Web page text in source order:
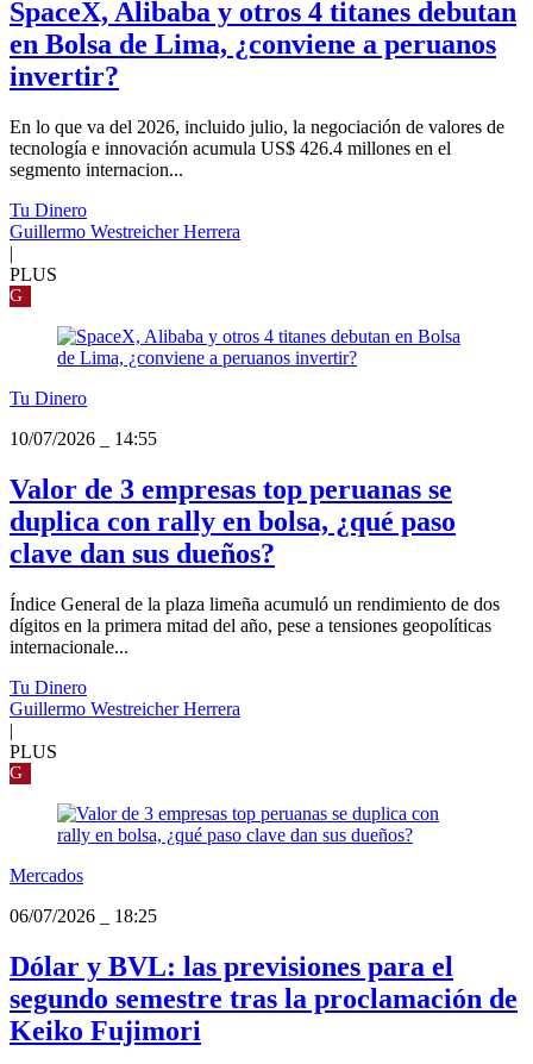
SpaceX, Alibaba y otros 4 titanes debutan
en Bolsa de Lima, ¿conviene a peruanos
invertir?
En lo que va del 2026, incluido julio, la negociación de valores de
tecnología e innovación acumula US$ 426.4 millones en el
segmento internacion...
Tu Dinero
Guillermo Westreicher Herrera
|
PLUS
G
Tu Dinero
10/07/2026
14:55
Valor de 3 empresas top peruanas se
duplica con rally en bolsa, ¿qué paso
clave dan sus dueños?
Índice General de la plaza limeña acumuló un rendimiento de dos
dígitos en la primera mitad del año, pese a tensiones geopolíticas
internacionale...
Tu Dinero
Guillermo Westreicher Herrera
|
PLUS
G
Mercados
06/07/2026
18:25
Dólar y BVL: las previsiones para el
segundo semestre tras la proclamación de
Keiko Fujimori